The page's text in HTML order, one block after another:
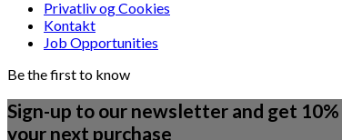
Privatliv og Cookies
Kontakt
Job Opportunities
Be the first to know
Sign-up to our newsletter and get
your next purchase